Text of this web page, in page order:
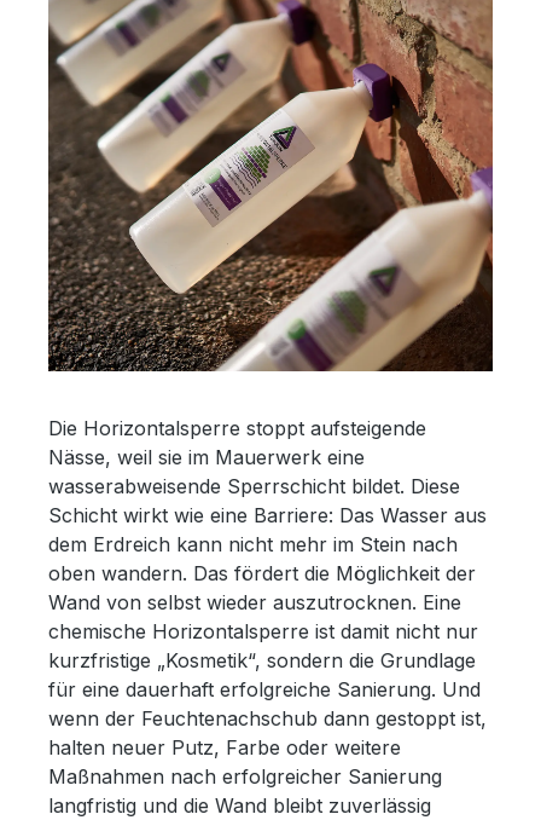
Die Horizontalsperre stoppt aufsteigende
Nässe, weil sie im Mauerwerk eine
wasserabweisende Sperrschicht bildet. Diese
Schicht wirkt wie eine Barriere: Das Wasser aus
dem Erdreich kann nicht mehr im Stein nach
oben wandern. Das fördert die Möglichkeit der
Wand von selbst wieder auszutrocknen. Eine
chemische Horizontalsperre ist damit nicht nur
kurzfristige „Kosmetik“, sondern die Grundlage
für eine dauerhaft erfolgreiche Sanierung. Und
wenn der Feuchtenachschub dann gestoppt ist,
halten neuer Putz, Farbe oder weitere
Maßnahmen nach erfolgreicher Sanierung
langfristig und die Wand bleibt zuverlässig